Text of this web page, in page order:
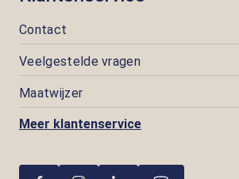
Contact
Veelgestelde vragen
Maatwijzer
Meer klantenservice